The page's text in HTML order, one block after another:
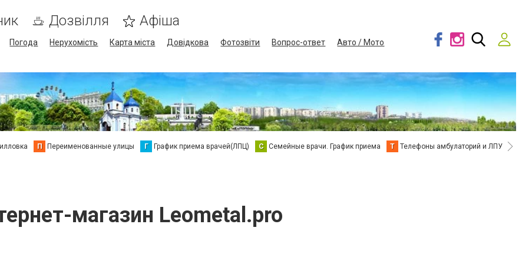
Дозвілля Афіша
Погода Нерухомість Карта міста Довідкова Фотозвіти Вопрос-ответ
Авто / Мото
П Переименованные улицы Г График приема врачей(ЛПЦ) С Семейные врачи. График приема Т Телефоны амбулаторий и ЛПУ В
магазин Leometal.pro